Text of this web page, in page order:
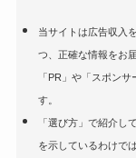
当サイトは広告収入
つ、正確な情報をお
「PR」や「スポン
す。
「選び方」で紹介し
を示しているわけで